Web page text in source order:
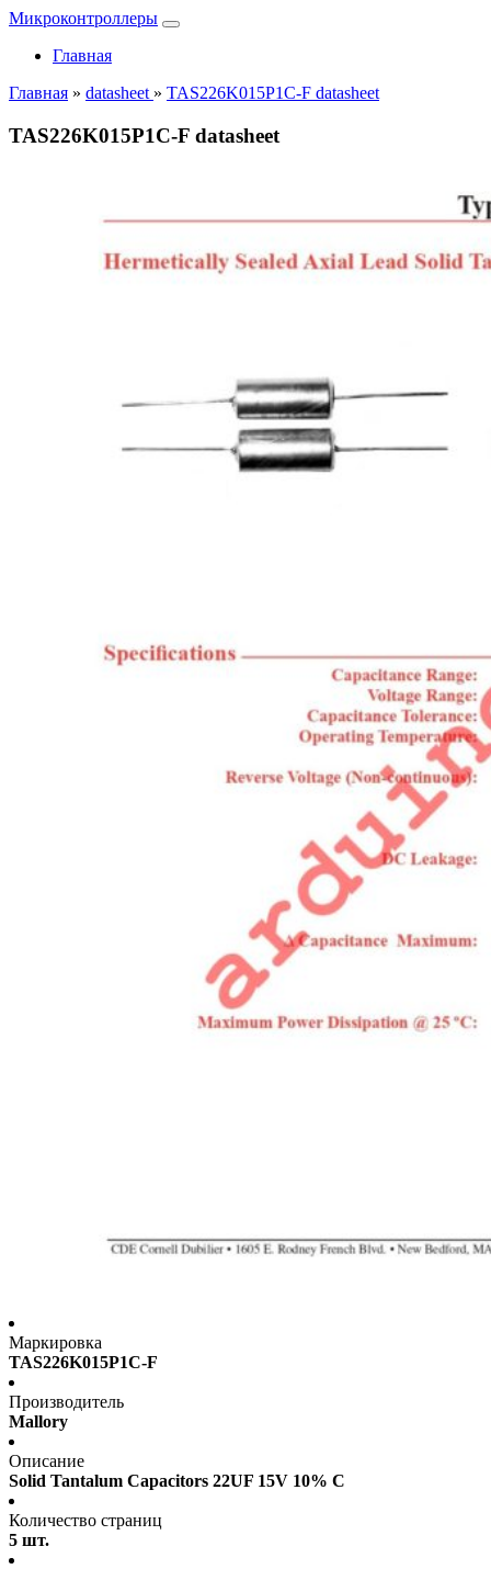
Микроконтроллеры
Главная
Главная » datasheet » TAS226K015P1C-F datasheet
TAS226K015P1C-F datasheet
Маркировка
TAS226K015P1C-F
Производитель
Mallory
Описание
Solid Tantalum Capacitors 22UF 15V 10% C
Количество страниц
5 шт.